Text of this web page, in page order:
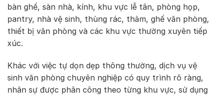
bàn ghế, sàn nhà, kính, khu vực lễ tân, phòng họp,
pantry, nhà vệ sinh, thùng rác, thảm, ghế văn phòng,
thiết bị văn phòng và các khu vực thường xuyên tiếp
xúc.
Khác với việc tự dọn dẹp thông thường, dịch vụ vệ
sinh văn phòng chuyên nghiệp có quy trình rõ ràng,
nhân sự được phân công theo từng khu vực, sử dụng